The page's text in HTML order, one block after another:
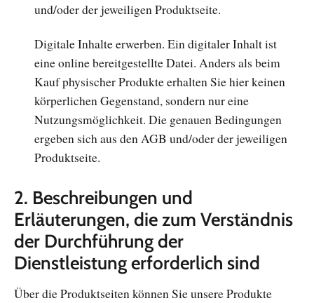
und/oder der jeweiligen Produktseite.
Digitale Inhalte erwerben. Ein digitaler Inhalt ist
eine online bereitgestellte Datei. Anders als beim
Kauf physischer Produkte erhalten Sie hier keinen
körperlichen Gegenstand, sondern nur eine
Nutzungsmöglichkeit. Die genauen Bedingungen
ergeben sich aus den AGB und/oder der jeweiligen
Produktseite.
2. Beschreibungen und
Erläuterungen, die zum Verständnis
der Durchführung der
Dienstleistung erforderlich sind
Über die Produktseiten können Sie unsere Produkte